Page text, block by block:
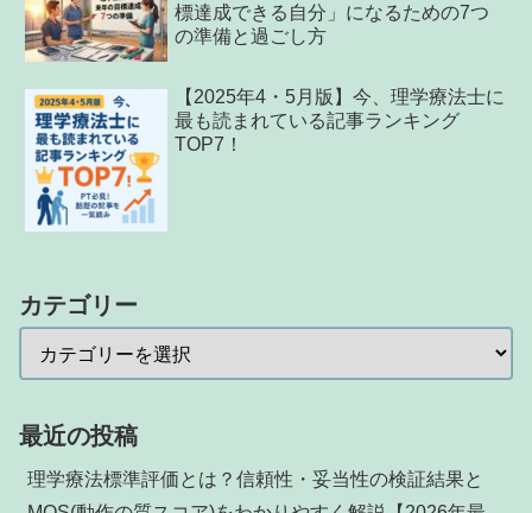
標達成できる自分」になるための7つ
の準備と過ごし方
【2025年4・5月版】今、理学療法士に
最も読まれている記事ランキング
TOP7！
カテゴリー
最近の投稿
理学療法標準評価とは？信頼性・妥当性の検証結果と